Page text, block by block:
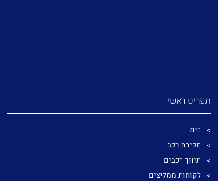
תפריט ראשי
בית
מכירת רכב
תיווך רכבים
לקוחות ממליצים